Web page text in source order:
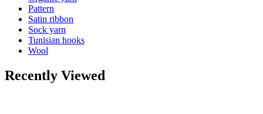
Pattern
Satin ribbon
Sock yarn
Tunisian hooks
Wool
Recently Viewed